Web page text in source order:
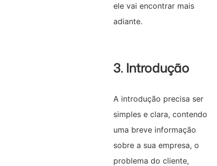
ele vai encontrar mais
adiante.
3. Introdução
A introdução precisa ser
simples e clara, contendo
uma breve informação
sobre a sua empresa, o
problema do cliente,